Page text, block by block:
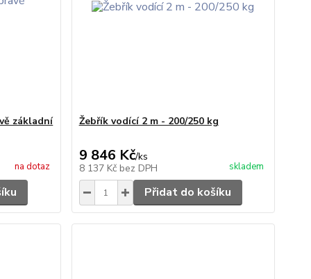
základní
na dotaz
Žebřík vodící 2 m - 200/250 kg
9 846 Kč/ks
8 137 Kč bez DPH skladem
Přidat do košíku